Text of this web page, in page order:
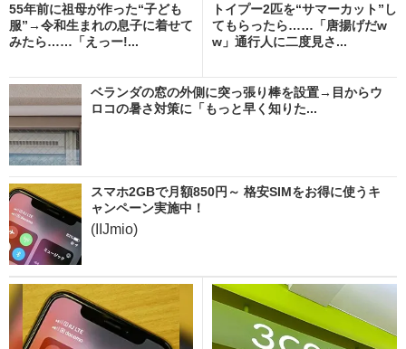
55年前に祖母が作った“子ども
服”→令和生まれの息子に着せて
みたら……「えっー!...
トイプー2匹を“サマーカット”し
てもらったら……「唐揚げだw
w」通行人に二度見さ...
ベランダの窓の外側に突っ張り棒を設置→目からウ
ロコの暑さ対策に「もっと早く知りた...
スマホ2GBで月額850円～ 格安SIMをお得に使うキ
ャンペーン実施中！
(IIJmio)